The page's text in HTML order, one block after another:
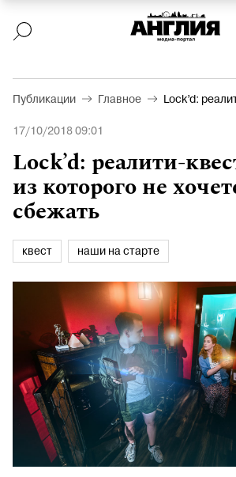
Публикации Главное
Lock’d:
17/10/2018 09:01
Lock’d: реалити-
из которого не
сбежать
квест наши на старте